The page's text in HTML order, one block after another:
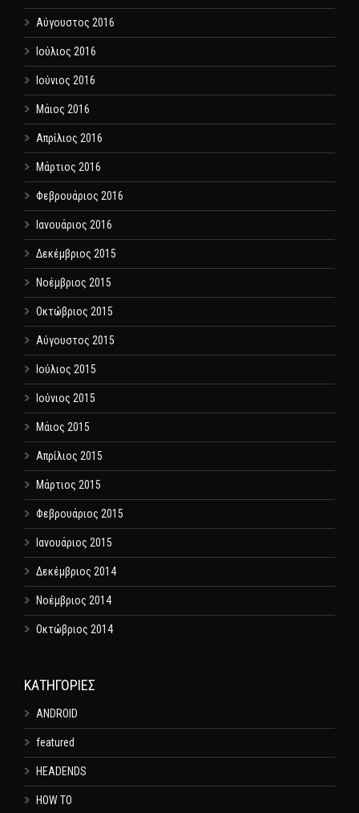
Αύγουστος 2016
Ιούλιος 2016
Ιούνιος 2016
Μάιος 2016
Απρίλιος 2016
Μάρτιος 2016
Φεβρουάριος 2016
Ιανουάριος 2016
Δεκέμβριος 2015
Νοέμβριος 2015
Οκτώβριος 2015
Αύγουστος 2015
Ιούλιος 2015
Ιούνιος 2015
Μάιος 2015
Απρίλιος 2015
Μάρτιος 2015
Φεβρουάριος 2015
Ιανουάριος 2015
Δεκέμβριος 2014
Νοέμβριος 2014
Οκτώβριος 2014
KΑΤΗΓΟΡΊΕΣ
ANDROID
featured
HEADENDS
HOW TO